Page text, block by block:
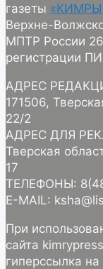
газеты «КИМРЫ
Верхне-
МПТР России
регистрации
АДРЕС
171506,
22/2
АДРЕС ДЛЯ
Тверская
17
ТЕЛЕФОНЫ:
E-MAIL:
При
сайта
гиперссылка